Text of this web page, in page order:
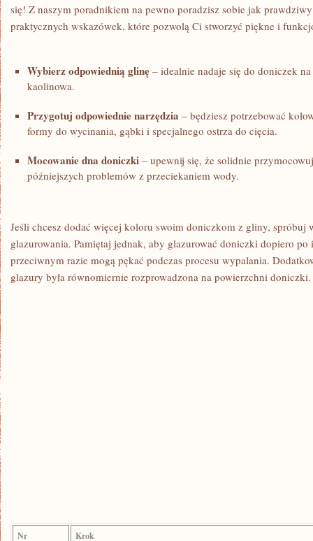
się! Z naszym poradnikiem‍ na pewno ⁢poradzisz sobie jak
praktycznych wskazówek, które pozwolą Ci stworzyć piękne i
Wybierz odpowiednią glinę – idealnie nadaje się do‍ doniczek
kaolinowa.
Przygotuj odpowiednie narzędzia – będziesz potrzebować
formy do wycinania, gąbki i specjalnego ostrza do cięcia.
Mocowanie dna doniczki – upewnij ​się, że solidnie
późniejszych problemów​ z przeciekaniem wody.
Jeśli chcesz dodać więcej koloru swoim doniczkom z gliny,⁣ spróbuj
glazurowania. Pamiętaj jednak, aby glazurować doniczki dopiero
przeciwnym razie ​mogą pękać podczas procesu wypalania.
glazury była równomiernie rozprowadzona na powierzchni doniczki.
Nr Krok